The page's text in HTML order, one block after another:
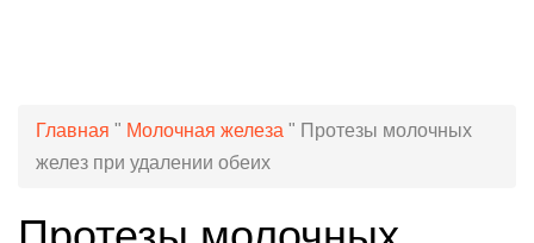
Главная " Молочная железа " Протезы молочных
желез при удалении обеих